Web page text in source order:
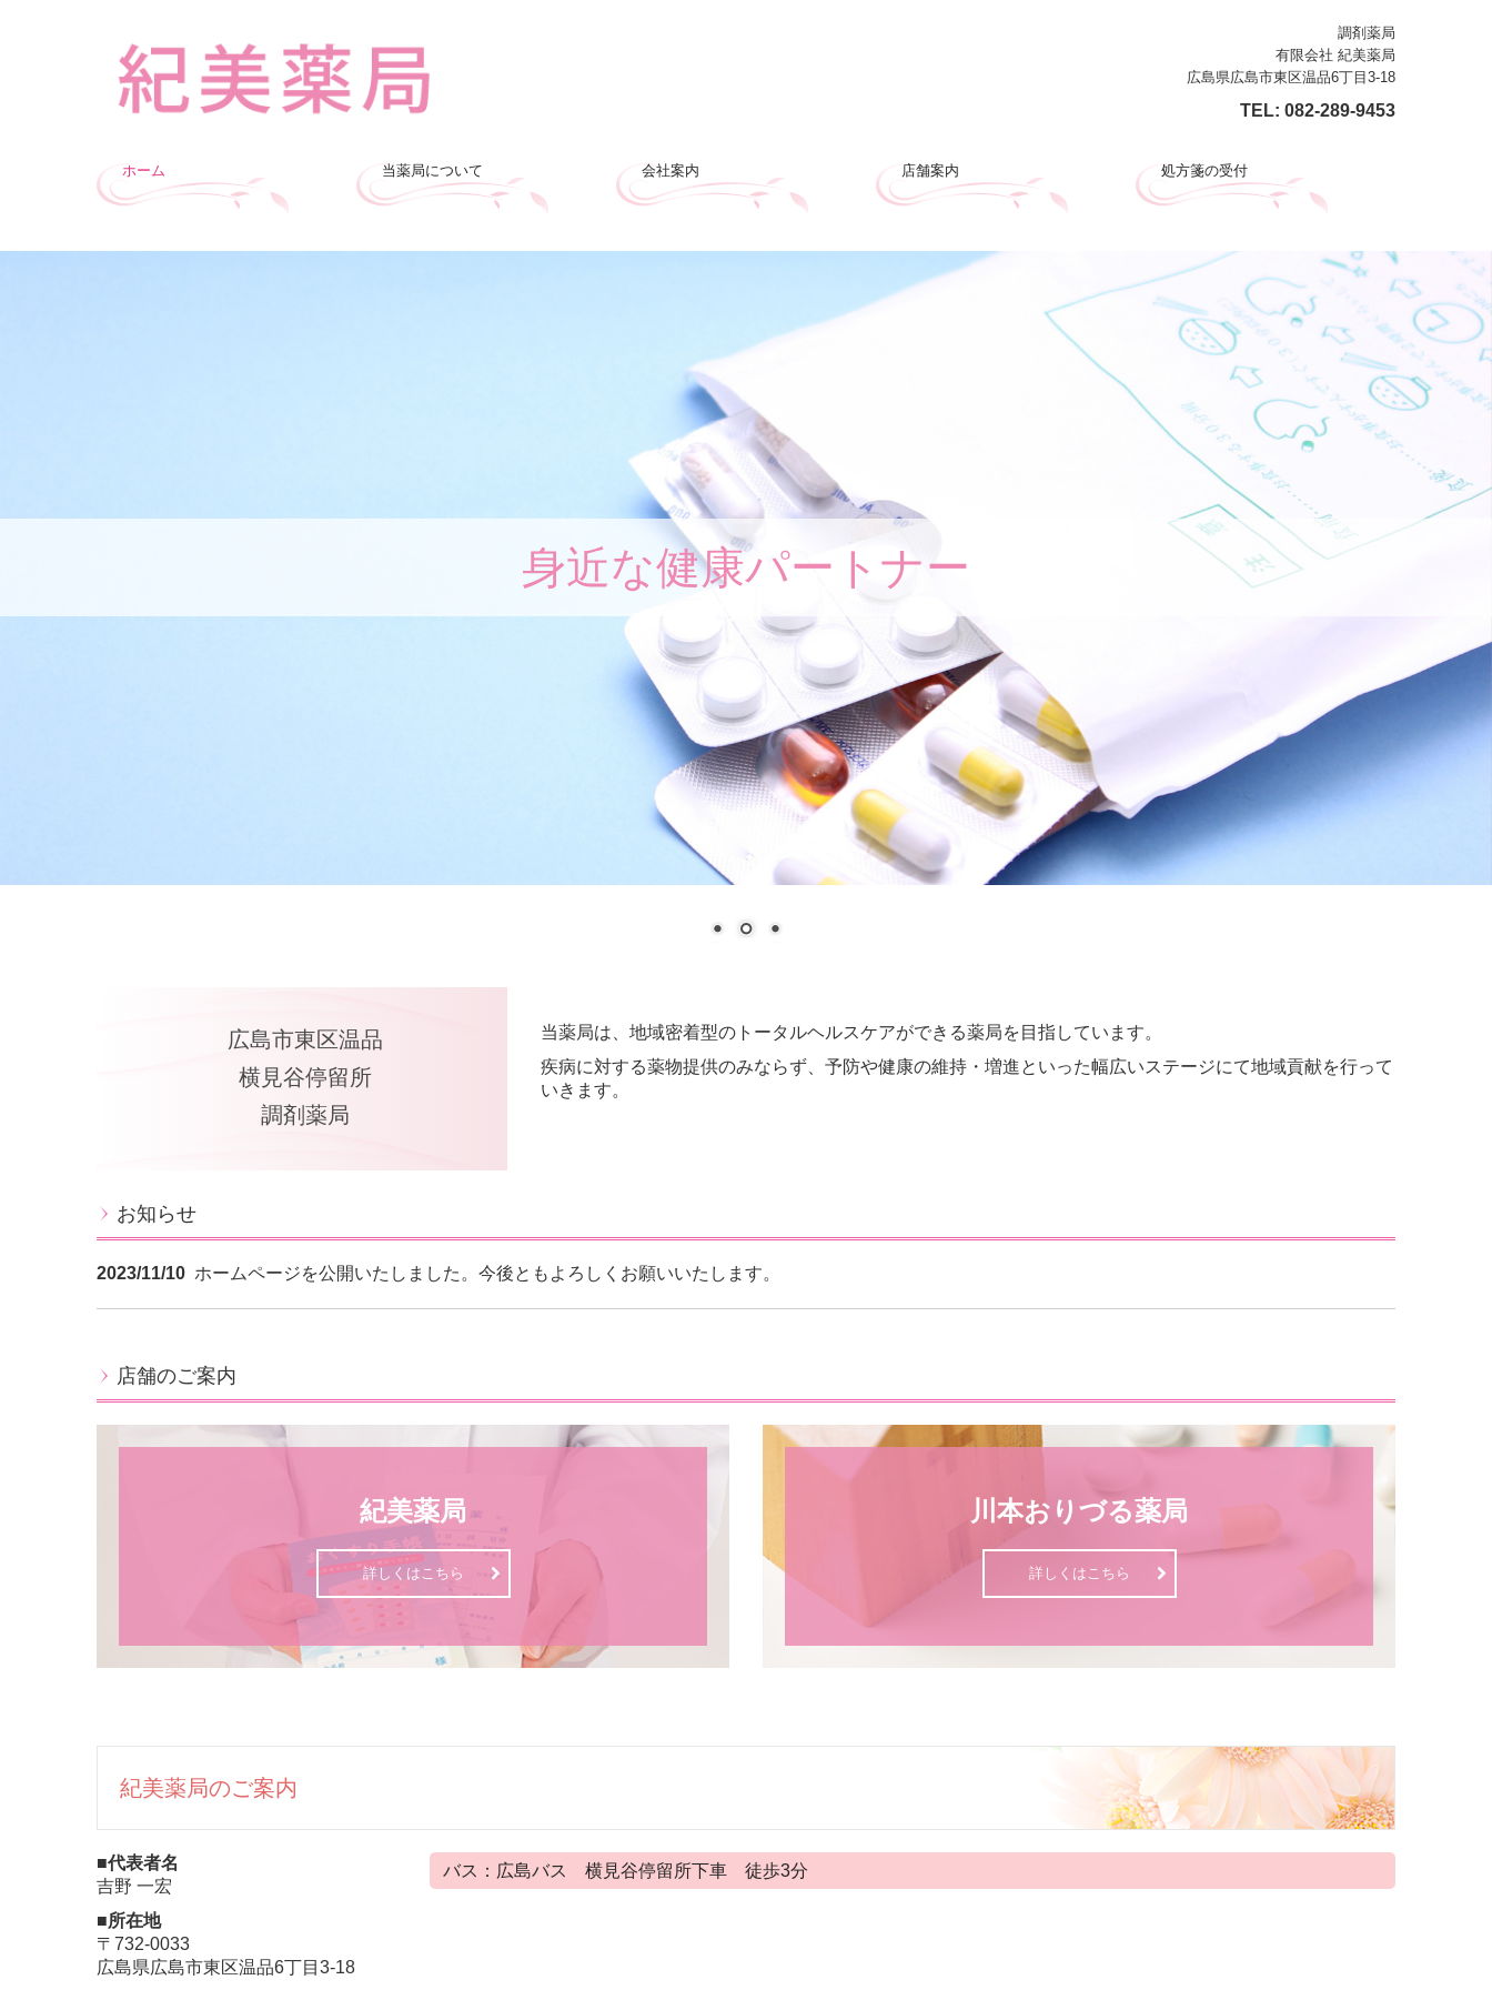
調剤薬局
有限会社 紀美薬局
広島県広島市東区温品6丁目3-18
TEL: 082-289-9453
ホーム 当薬局について 会社案内 店舗案内 処方箋の受付
身近な健康パートナー
広島市東区温品
横見谷停留所
調剤薬局
当薬局は、地域密着型のトータルヘルスケアができる薬局を目指しています。
疾病に対する薬物提供のみならず、予防や健康の維持・増進といった幅広いステージにて地域貢献を行って
いきます。
お知らせ
2023/11/10 ホームページを公開いたしました。今後ともよろしくお願いいたします。
店舗のご案内
紀美薬局
詳しくはこちら
川本おりづる薬局
詳しくはこちら
紀美薬局のご案内
■代表者名
吉野 一宏
■所在地
〒732-0033
広島県広島市東区温品6丁目3-18
バス：広島バス 横見谷停留所下車 徒歩3分